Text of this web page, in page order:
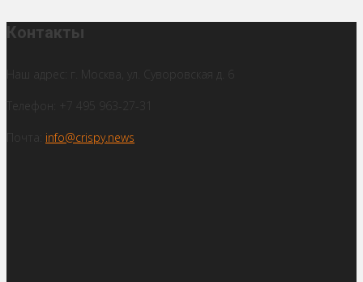
Контакты
Наш адрес: г. Москва, ул. Суворовская д. 6
Телефон: +7 495 963-27-31
Почта: info@crispy.news